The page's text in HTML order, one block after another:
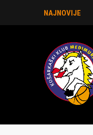
NAJNOVIJE